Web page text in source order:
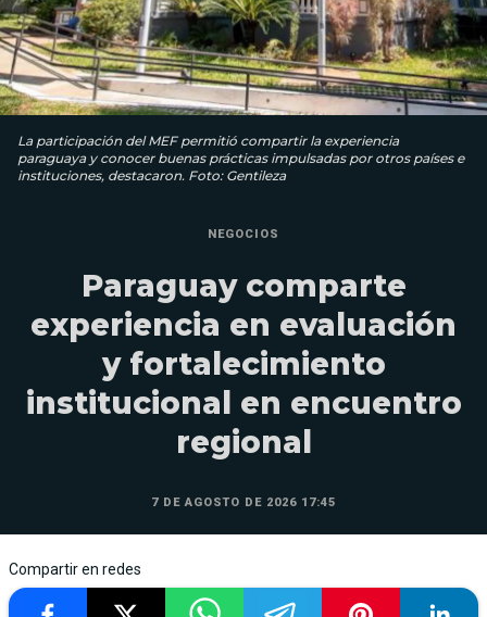
La participación del MEF permitió compartir la experiencia
paraguaya y conocer buenas prácticas impulsadas por otros países e
instituciones, destacaron. Foto: Gentileza
NEGOCIOS
Paraguay comparte
experiencia en evaluación
y fortalecimiento
institucional en encuentro
regional
7 DE AGOSTO DE 2026 17:45
Compartir en redes